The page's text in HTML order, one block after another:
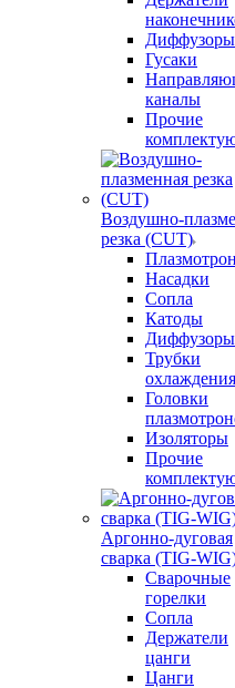
Диффузоры
Гусаки
каналы
Прочие
Воздушно-
резка (CUT)
Насадки
Сопла
Катоды
Диффузоры
Трубки
охлаждения
Головки
Изоляторы
Прочие
Аргонно-дуговая
сварка (TIG-
Сварочные
горелки
Сопла
Держатели
цанги
Цанги